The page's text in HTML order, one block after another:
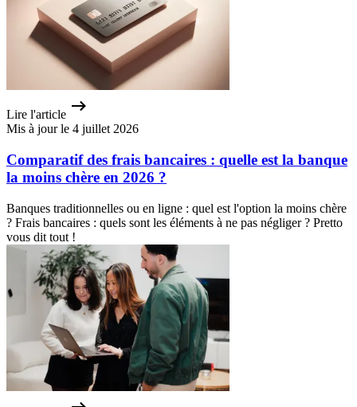
Lire l'article
Mis à jour le 4 juillet 2026
Comparatif des frais bancaires : quelle est la banque
la moins chère en 2026 ?
Banques traditionnelles ou en ligne : quel est l'option la moins chère
? Frais bancaires : quels sont les éléments à ne pas négliger ? Pretto
vous dit tout !